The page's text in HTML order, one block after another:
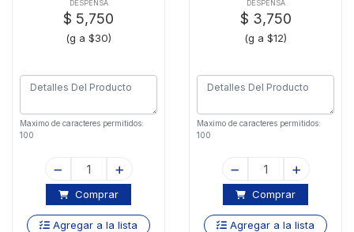
DESPENSA
$ 5,750
(g a $30)
Maximo de caracteres permitidos:
100
Comprar
Agregar a la lista
Gr
DESPENSA
$ 3,750
(g a $12)
Maximo de caracteres permitidos:
100
Comprar
Agregar a la lista